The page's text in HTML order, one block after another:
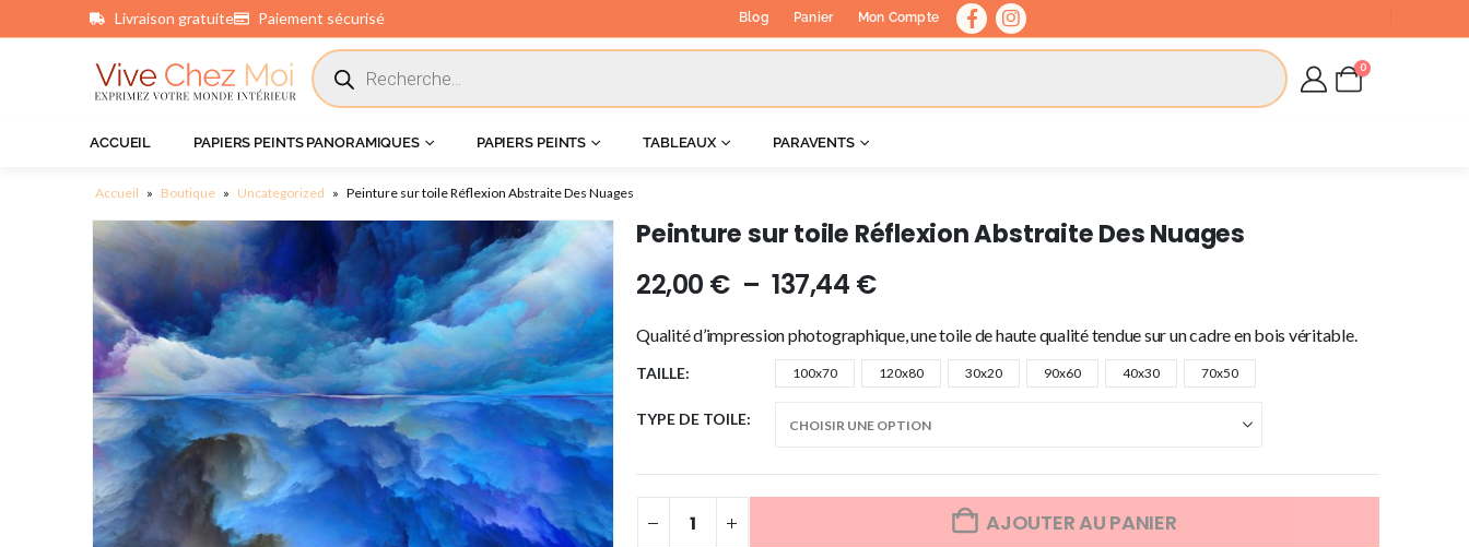
Livraison gratuite Paiement sécurisé Blog Panier Mon Compte
0
ACCUEIL PAPIERS PEINTS PANORAMIQUES PAPIERS PEINTS TABLEAUX PARAVENTS
Accueil » Boutique » Uncategorized » Peinture sur toile Réflexion Abstraite Des Nuages
Peinture sur toile Réflexion Abstraite Des Nuages
22,00 € – 137,44 €
Qualité d’impression photographique, une toile de haute qualité tendue sur un cadre en bois véritable.
TAILLE 100x70 120x80 30x20 90x60 40x30 70x50
TYPE DE TOILE
AJOUTER AU PANIER